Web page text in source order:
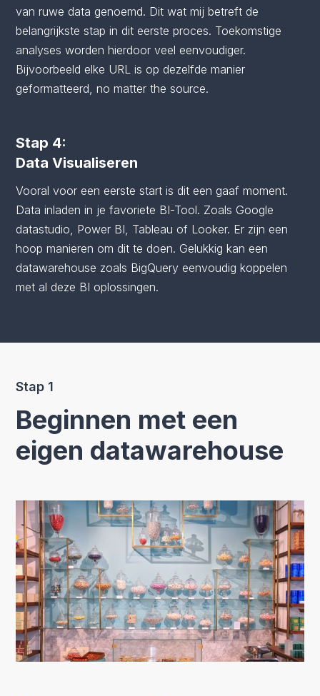
van ruwe data genoemd. Dit wat mij betreft de
belangrijkste stap in dit eerste proces. Toekomstige
analyses worden hierdoor veel eenvoudiger.
Bijvoorbeeld elke URL is op dezelfde manier
geformatteerd, no matter the source.
Stap 4:
Data Visualiseren
Vooral voor een eerste start is dit een gaaf moment.
Data inladen in je favoriete BI-Tool. Zoals Google
datastudio, Power BI, Tableau of Looker. Er zijn een
hoop manieren om dit te doen. Gelukkig kan een
datawarehouse zoals BigQuery eenvoudig koppelen
met al deze BI oplossingen.
Stap 1
Beginnen met een
eigen datawarehouse